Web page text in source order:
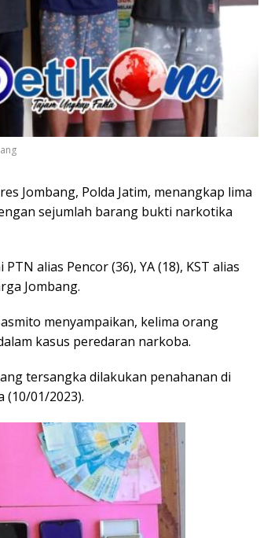
Jombang, Polda Jatim, menangkap lima
sejumlah barang bukti narkotika
alias Pencor (36), YA (18), KST alias
Jombang.
menyampaikan, kelima orang
kasus peredaran narkoba.
tersangka dilakukan penahanan di
(10/01/2023).